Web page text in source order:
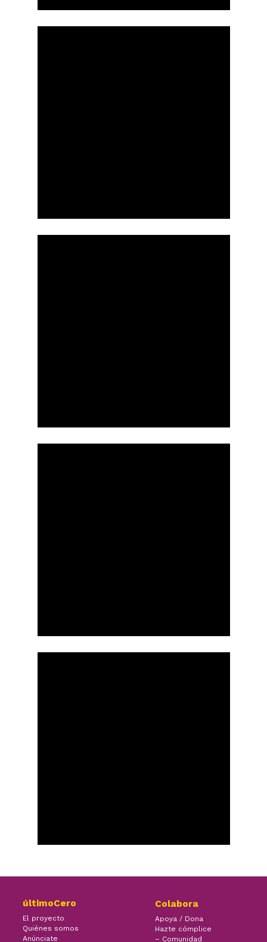
últimoCero
El proyecto
Quiénes somos
Anúnciate
Colabora
Apoya / Dona
Hazte cómplice
– Comunidad